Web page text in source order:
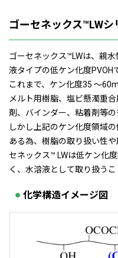
ゴーセネックス™LWシ
ゴーセネックス™LWは、親
液タイプの低ケン化度PVOH
これまで、ケン化度35 ～
メルト用樹脂、塩ビ懸濁重
剤、バインダー、粘着剤等
しかし上記のケン化度領域
ある為、樹脂の取り扱い性
セネックス™ LWは低ケン化
く、水溶液として取り扱うこ
化学構造イメージ図